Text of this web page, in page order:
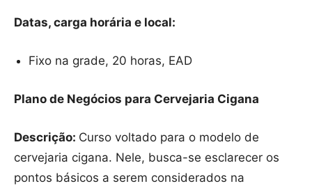
Datas, carga horária e local:
Fixo na grade, 20 horas, EAD
Plano de Negócios para Cervejaria Cigana
Descrição: Curso voltado para o modelo de
cervejaria cigana. Nele, busca-se esclarecer os
pontos básicos a serem considerados na